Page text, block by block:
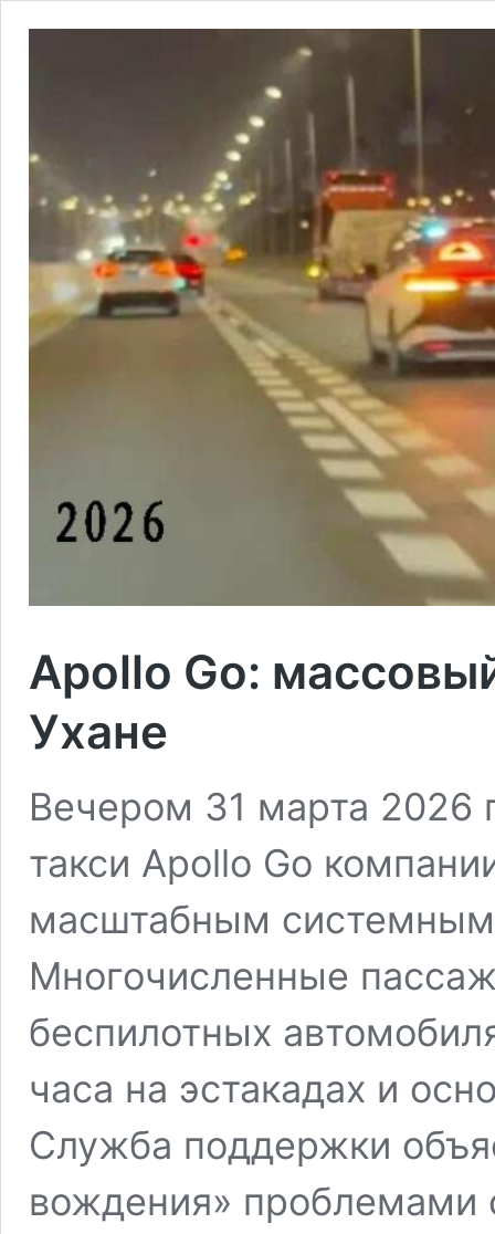
Apollo Go:
Ухане
Вечером 31 марта 2026
такси Apollo Go
масштабным
Многочисленные
беспилотных
часа на эстакадах и
Служба поддержки
вождения»